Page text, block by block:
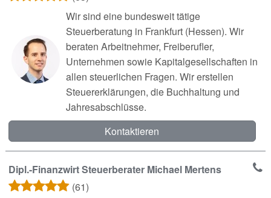
Wir sind eine bundesweit tätige
Steuerberatung in Frankfurt (Hessen). Wir
beraten Arbeitnehmer, Freiberufler,
Unternehmen sowie Kapitalgesellschaften in
allen steuerlichen Fragen. Wir erstellen
Steuererklärungen, die Buchhaltung und
Jahresabschlüsse.
Kontaktieren
Dipl.-Finanzwirt Steuerberater Michael Mertens
(61)